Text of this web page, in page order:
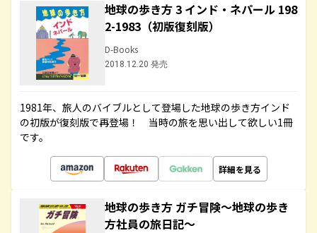
地球の歩き方 3 インド・ネパール 198
2-1983（初版復刻版）
D-Books
2018.12.20 発売
1981年、旅人のバイブルとして登場した地球の歩き方インド
の初版が復刻版で再登場！ 当時の旅を思い出して欲しい1冊
です。
詳細を見る
地球の歩き方 ガチ冒険～地球の歩き
方社員の旅日記～